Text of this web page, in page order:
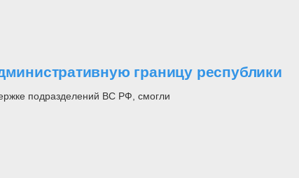
границу республики
подразделений ВС РФ, смогли